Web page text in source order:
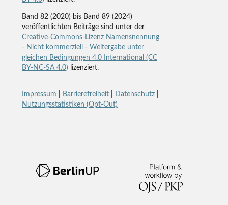
Band 82 (2020) bis Band 89 (2024)
veröffentlichten Beiträge sind unter der
Creative-Commons-Lizenz Namensnennung
- Nicht kommerziell - Weitergabe unter
gleichen Bedingungen 4.0 International (CC
BY-NC-SA 4.0) lizenziert.
Impressum Barrierefreiheit| Datenschutz|
Nutzungsstatistiken (Opt-Out)